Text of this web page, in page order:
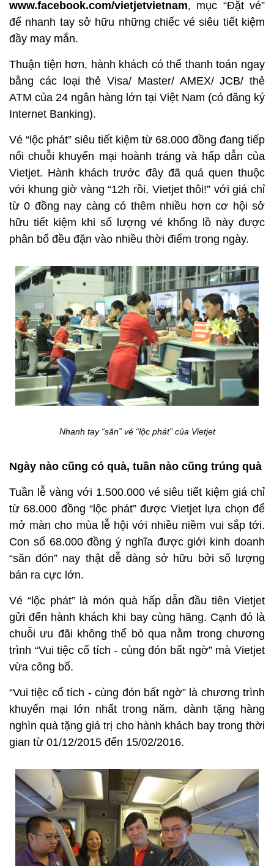
www.facebook.com/vietjetvietnam, mục “Đặt vé”
để nhanh tay sở hữu những chiếc vé siêu tiết kiệm
đầy may mắn.
Thuận tiện hơn, hành khách có thể thanh toán ngay
bằng các loại thẻ Visa/ Master/ AMEX/ JCB/ thẻ
ATM của 24 ngân hàng lớn tại Việt Nam (có đăng ký
Internet Banking).
Vé “lộc phát” siêu tiết kiệm từ 68.000 đồng đang tiếp
nối chuỗi khuyến mại hoành tráng và hấp dẫn của
Vietjet. Hành khách trước đây đã quá quen thuộc
với khung giờ vàng “12h rồi, Vietjet thôi!” với giá chỉ
từ 0 đồng nay càng có thêm nhiều hơn cơ hội sở
hữu tiết kiệm khi số lượng vé khổng lồ này được
phân bố đều đặn vào nhiều thời điểm trong ngày.
Nhanh tay “săn” vé “lộc phát” của Vietjet
Ngày nào cũng có quà, tuần nào cũng trúng quà
Tuần lễ vàng với 1.500.000 vé siêu tiết kiệm giá chỉ
từ 68.000 đồng “lộc phát” được Vietjet lựa chọn để
mở màn cho mùa lễ hội với nhiều niềm vui sắp tới.
Con số 68.000 đồng ý nghĩa được giới kinh doanh
“săn đón” nay thật dễ dàng sở hữu bởi số lượng
bán ra cực lớn.
Vé “lộc phát” là món quà hấp dẫn đầu tiên Vietjet
gửi đến hành khách khi bay cùng hãng. Cạnh đó là
chuỗi ưu đãi không thể bỏ qua nằm trong chương
trình “Vui tiệc cổ tích - cùng đón bất ngờ” mà Vietjet
vừa công bố.
“Vui tiệc cổ tích - cùng đón bất ngờ” là chương trình
khuyến mại lớn nhất trong năm, dành tặng hàng
nghìn quà tặng giá trị cho hành khách bay trong thời
gian từ 01/12/2015 đến 15/02/2016.